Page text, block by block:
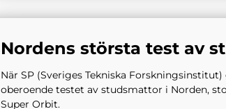
Nordens största test av
När SP (Sveriges Tekniska
oberoende testet av studsmattor i Norden,
Super Orbit.